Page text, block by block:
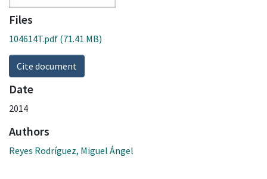
Files
104614T.pdf (71.41 MB)
Cite document
Date
2014
Authors
Reyes Rodríguez, Miguel Ángel